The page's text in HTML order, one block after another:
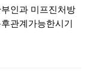
인과 미프진처방
관계가능한시기